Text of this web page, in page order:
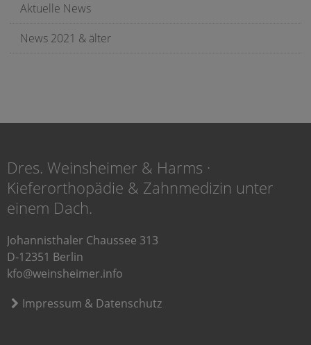
Aktuelle News
News 2021 & älter
Dres. Weinsheimer & Harms ·
Kieferorthopädie & Zahnmedizin unter
einem Dach.
Johannisthaler Chaussee 313
D-12351 Berlin
kfo@weinsheimer.info
Impressum & Datenschutz